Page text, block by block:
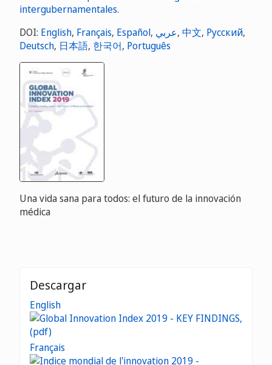
DOI: English, Français, Español, عربي, 中文, Русский,
Deutsch, 日本語, 한국어, Português
Una vida sana para todos: el futuro de la innovación
médica
Descargar
English
Français